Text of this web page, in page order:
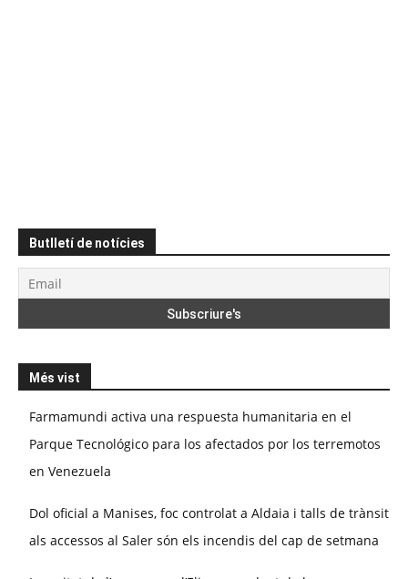
Butlletí de notícies
Més vist
Farmamundi activa una respuesta humanitaria en el
Parque Tecnológico para los afectados por los terremotos
en Venezuela
Dol oficial a Manises, foc controlat a Aldaia i talls de trànsit
als accessos al Saler són els incendis del cap de setmana